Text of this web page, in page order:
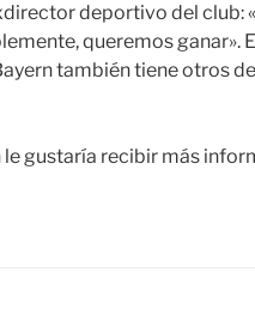
deportivo del club:
queremos ganar».
también tiene otros
gustaría recibir más